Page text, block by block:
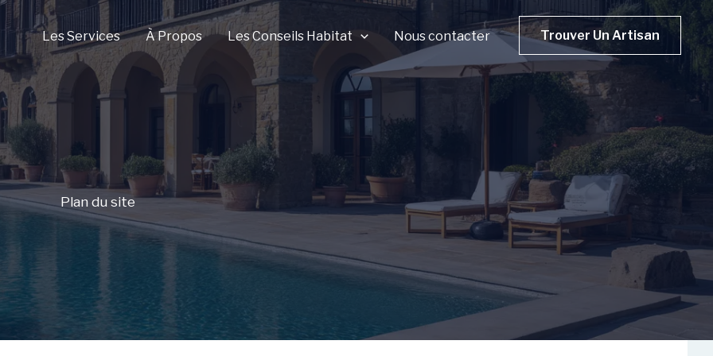
Les Services À Propos Les Conseils Habitat Nous contacter Trouver Un Artisan
Plan du site